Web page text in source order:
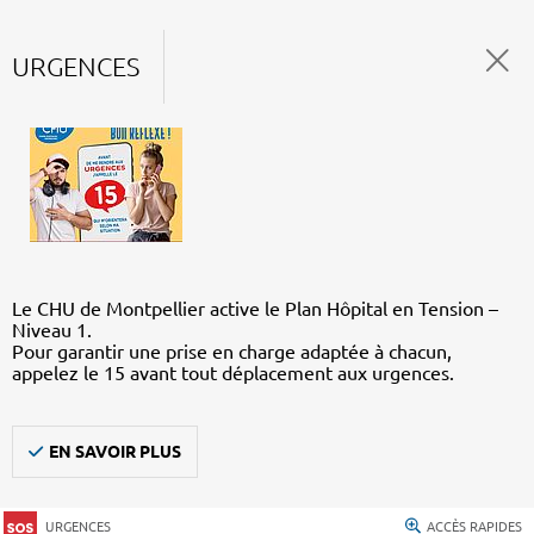
URGENCES
Le CHU de Montpellier active le Plan Hôpital en Tension –
Niveau 1.
Pour garantir une prise en charge adaptée à chacun,
appelez le 15 avant tout déplacement aux urgences.
EN SAVOIR PLUS
URGENCES ACCÈS RAPIDES